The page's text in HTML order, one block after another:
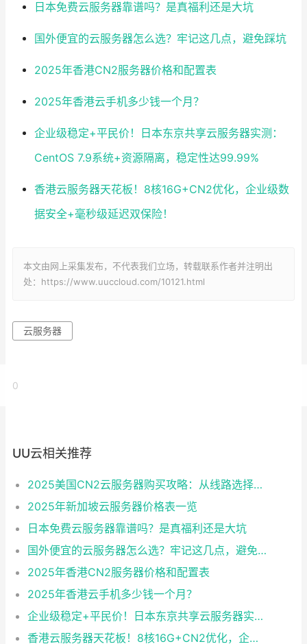
日本免费云服务器靠谱吗？是真福利还是大坑
国外便宜的云服务器怎么选？牢记这几点，避免踩坑
2025年香港CN2服务器价格和配置表
2025年香港云手机多少钱一个月？
企业级稳定+平民价！日本东京共享云服务器实测：
CentOS 7.9系统+资源隔离，稳定性达99.99%
香港云服务器天花板！8核16G+CN2优化，企业级数
据安全+毫秒级延迟双保险！
本文由网上采集发布，不代表我们立场，转载联系作者并注明出
处：https://www.uuccloud.com/10121.html
云服务器
0
UU云相关推荐
2025美国CN2云服务器购买攻略：从线路选择到实操最全指南
2025年新加坡云服务器价格表一览
日本免费云服务器靠谱吗？是真福利还是大坑
国外便宜的云服务器怎么选？牢记这几点，避免踩坑
2025年香港CN2服务器价格和配置表
2025年香港云手机多少钱一个月？
企业级稳定+平民价！日本东京共享云服务器实测：CentOS 7.9系统+资源隔离，稳定性达99.99%
香港云服务器天花板！8核16G+CN2优化，企业级数据安全+毫秒级延迟双保险！